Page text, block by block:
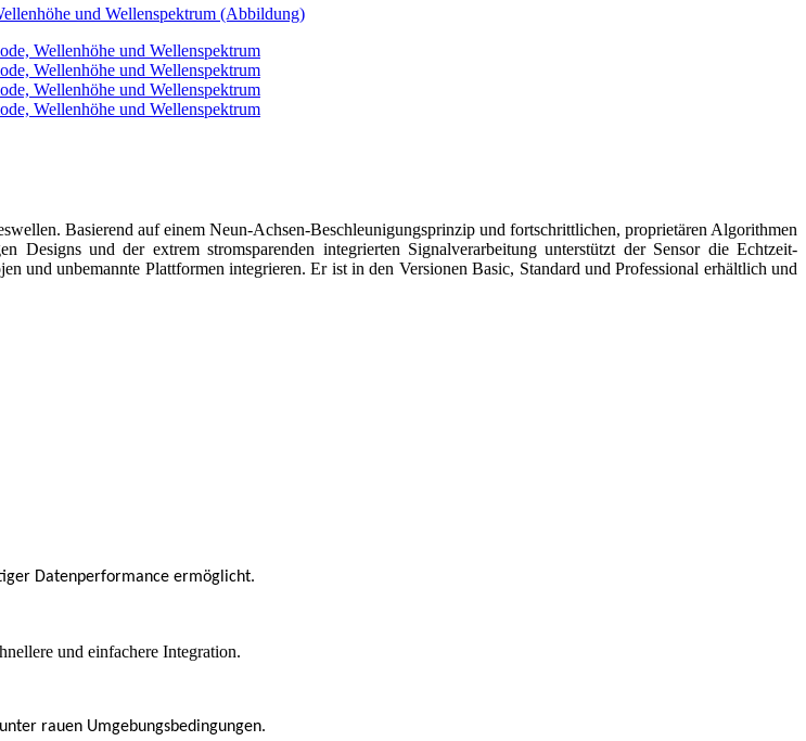
Basierend auf einem Neun-Achsen-Beschleunigungsprinzip und fortschrittlichen, proprietären Algorithmen
Designs und der extrem stromsparenden integrierten Signalverarbeitung unterstützt der Sensor die Echtzeit-
und unbemannte Plattformen integrieren. Er ist in den Versionen Basic, Standard und Professional erhältlich und
Datenperformance ermöglicht.
und einfachere Integration.
rauen Umgebungsbedingungen.